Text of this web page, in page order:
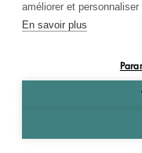
améliorer et personnaliser
En savoir plus